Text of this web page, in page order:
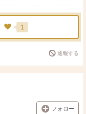
1
通報する
フォロー